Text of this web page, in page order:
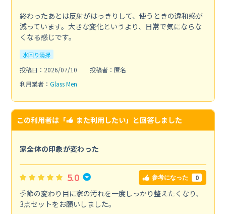
終わったあとは反射がはっきりして、使うときの違和感が
減っています。大きな変化というより、日常で気にならな
くなる感じです。
水回り清掃
投稿日：2026/07/10
投稿者：匿名
利用業者： Glass Men
この利用者は「 また利用したい」と回答しました
家全体の印象が変わった
5.0 参考になった 0
季節の変わり目に家の汚れを一度しっかり整えたくなり、
3点セットをお願いしました。